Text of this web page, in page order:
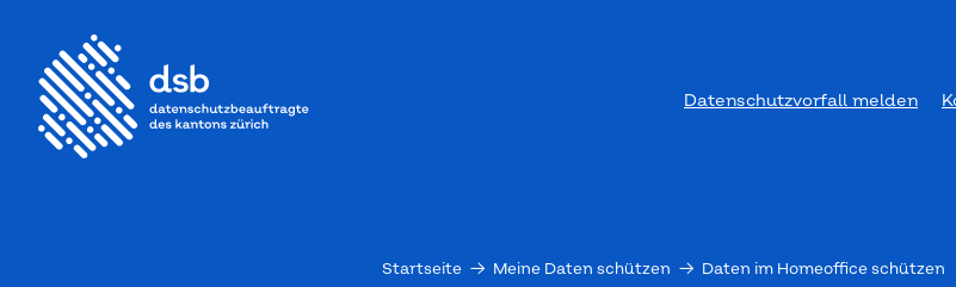
Datenschutzvorfall melden
Startseite → Meine Daten schützen → Daten im Homeoffice schützen